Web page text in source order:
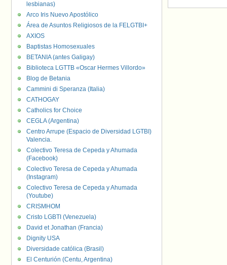
lesbianas)
Arco Iris Nuevo Apostólico
Área de Asuntos Religiosos de la FELGTBI+
AXIOS
Baptistas Homosexuales
BETANIA (antes Galigay)
Biblioteca LGTTB «Oscar Hermes Villordo»
Blog de Betania
Cammini di Speranza (Italia)
CATHOGAY
Catholics for Choice
CEGLA (Argentina)
Centro Arrupe (Espacio de Diversidad LGTBI)
Valencia.
Colectivo Teresa de Cepeda y Ahumada
(Facebook)
Colectivo Teresa de Cepeda y Ahumada
(Instagram)
Colectivo Teresa de Cepeda y Ahumada
(Youtube)
CRISMHOM
Cristo LGBTI (Venezuela)
David et Jonathan (Francia)
Dignity USA
Diversidade católica (Brasil)
El Centurión (Centu, Argentina)